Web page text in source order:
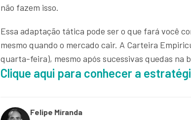
não fazem isso.
Essa adaptação tática pode ser o que fará você
mesmo quando o mercado cair. A Carteira
quarta-feira), mesmo após sucessivas quedas na
Clique aqui para conhecer a
Felipe Miranda